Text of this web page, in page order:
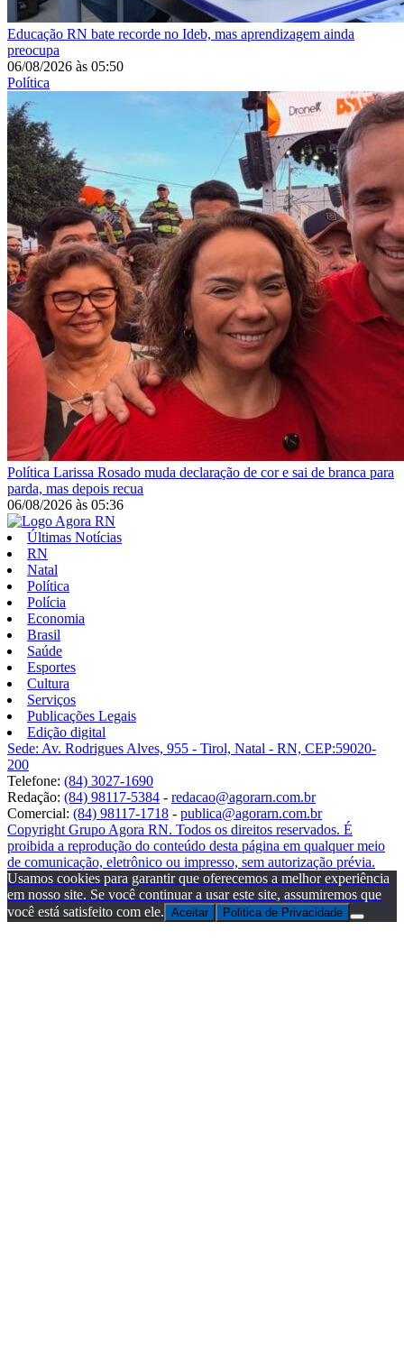
Educação RN bate recorde no Ideb, mas aprendizagem ainda
preocupa
06/08/2026 às 05:50
Política
Política Larissa Rosado muda declaração de cor e sai de branca para
parda, mas depois recua
06/08/2026 às 05:36
Últimas Notícias
RN
Natal
Política
Polícia
Economia
Brasil
Saúde
Esportes
Cultura
Serviços
Publicações Legais
Edição digital
Sede: Av. Rodrigues Alves, 955 - Tirol, Natal - RN, CEP:59020-
200
Telefone: (84) 3027-1690
Redação: (84) 98117-5384 - redacao@agorarn.com.br
Comercial: (84) 98117-1718 - publica@agorarn.com.br
Copyright Grupo Agora RN. Todos os direitos reservados. É
proibida a reprodução do conteúdo desta página em qualquer meio
de comunicação, eletrônico ou impresso, sem autorização prévia.
Usamos cookies para garantir que oferecemos a melhor experiência
em nosso site. Se você continuar a usar este site, assumiremos que
você está satisfeito com ele. Aceitar Politica de Privacidade